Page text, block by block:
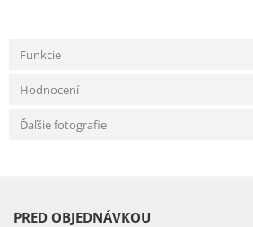
Funkcie
Hodnocení
Ďaľšie fotografie
PRED OBJEDNÁVKOU